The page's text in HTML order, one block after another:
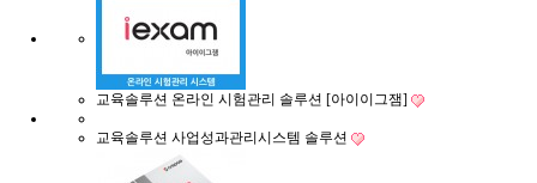
교육솔루션 온라인 시험관리 솔루션 [아이이그잼]
교육솔루션 사업성과관리시스템 솔루션